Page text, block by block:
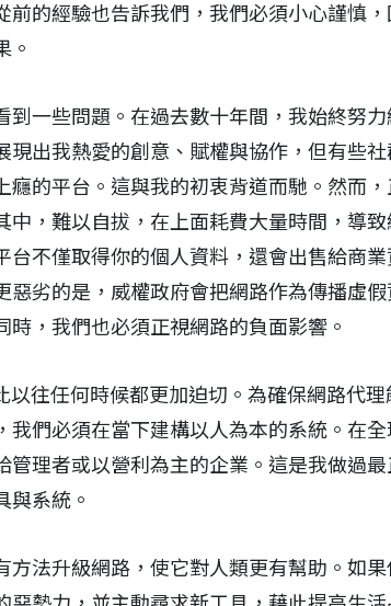
前的經驗也告訴我們，我們必須小心謹慎
。
到一些問題。在過去數十年間，我始終努
現出我熱愛的創意、賦權與協作，但有些
癮的平台。這與我的初衷背道而馳。然而
中，難以自拔，在上面耗費大量時間，導
台不僅取得你的個人資料，還會出售給商
惡劣的是，威權政府會把網路作為傳播虛
時，我們也必須正視網路的負面影響。
以往任何時候都更加迫切。為確保網路代
我們必須在當下建構以人為本的系統。在
管理者或以營利為主的企業。這是我做過
與系統。
方法升級網路，使它對人類更有幫助。如